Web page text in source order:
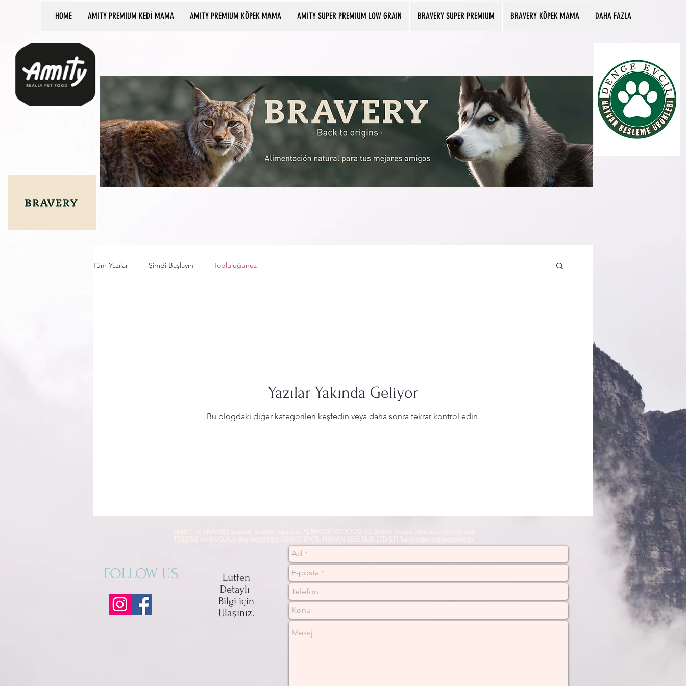
HOME AMITY PREMIUM KEDİ MAMA AMITY PREMIUM KÖPEK MAMA AMITY SUPER PREMIUM LOW GRAIN BRAVERY SUPER PREMIUM BRAVERY KÖPEK MAMA DAHA FAZLA
Tüm Yazılar Şimdi Başlayın Topluluğunuz
Yazılar Yakında Geliyor
Bu blogdaki diğer kategorileri keşfedin veya daha sonra tekrar kontrol edin.
AMITY ve BRAVERY markalı ürünler İspanyol ALINATUR PETFOOD SL Şirketi lisansı altında üretilmiş olup
TÜRKİYE ve ANGOLA disribütörlüğü DENGE EVCİL HAYVAN BESLEME LTD.ŞTİ Tarafından sağlanmaktadır.
FOLLOW US
Lütfen
Detaylı
Bilgi için
Ulaşınız.